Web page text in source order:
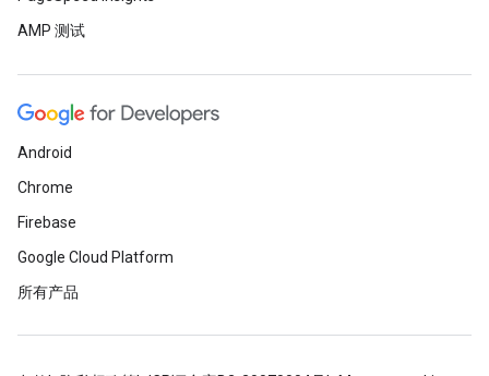
AMP 测试
Android
Chrome
Firebase
Google Cloud Platform
所有产品